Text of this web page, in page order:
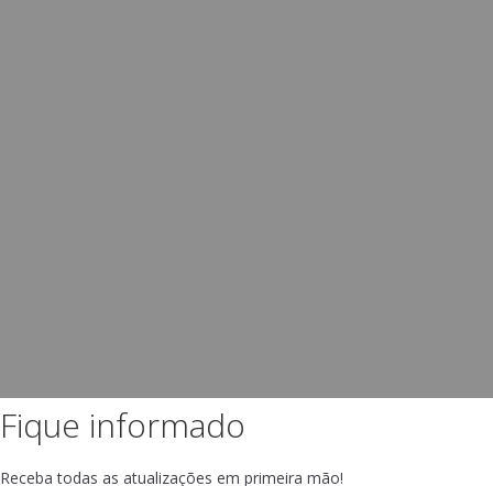
Fique informado
Receba todas as atualizações em primeira mão!